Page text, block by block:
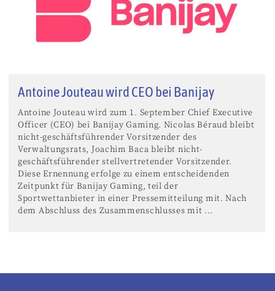
Antoine Jouteau wird CEO bei Banijay
Antoine Jouteau wird zum 1. September Chief Executive
Officer (CEO) bei Banijay Gaming. Nicolas Béraud bleibt
nicht-geschäftsführender Vorsitzender des
Verwaltungsrats, Joachim Baca bleibt nicht-
geschäftsführender stellvertretender Vorsitzender.
Diese Ernennung erfolge zu einem entscheidenden
Zeitpunkt für Banijay Gaming, teil der
Sportwettanbieter in einer Pressemitteilung mit. Nach
dem Abschluss des Zusammenschlusses mit ...